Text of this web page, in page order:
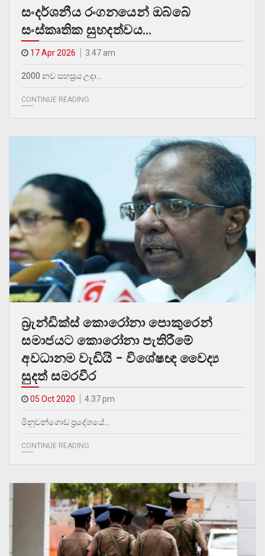
සංදර්ශනීය රංගනයෙන් ඔබ්බේ
සංස්කෘතික සුහදත්වය…
17 Apr 2026 3.47 am
2000 නව සහස්‍රය උදා…
CONTINUE READING
බ්‍රැන්ඩික්ස් කොරෝනා පොකුරෙන්
සමාජයට කොරෝනා පැතිරීමේ
අවධානම වැඩියි – විශේෂඥ වෛද්‍ය
සුදත් සමරවීර
05 Oct 2020 4.37 pm
මිනුවන්ගොඩ ප්‍රදේශයේ…
CONTINUE READING